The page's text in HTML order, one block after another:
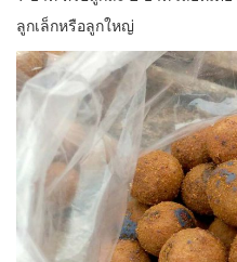
ลูกเล็กหรือลูกใหญ่